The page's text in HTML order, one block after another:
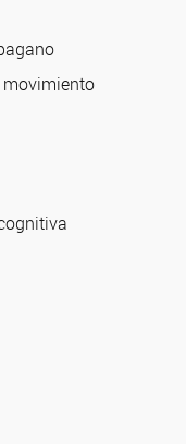
movimiento